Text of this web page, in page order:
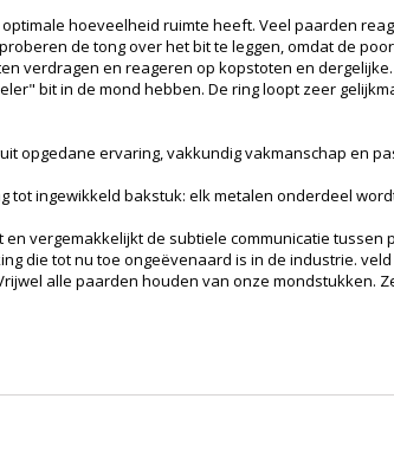
hoeveelheid ruimte heeft. Veel paarden
de tong over het bit te leggen, omdat de
verdragen en reageren op kopstoten en
bit in de mond hebben. De ring loopt zeer
opgedane ervaring, vakkundig vakmanschap en
ingewikkeld bakstuk: elk metalen onderdeel
vergemakkelijkt de subtiele communicatie tussen
die tot nu toe ongeëvenaard is in de industrie.
alle paarden houden van onze mondstukken.